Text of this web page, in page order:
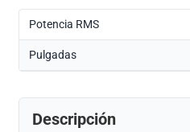
Potencia RMS
Pulgadas
Descripción